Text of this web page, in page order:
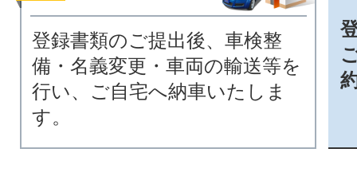
登録書類のご提出後、車検整
備・名義変更・車両の輸送等を
行い、ご自宅へ納車いたしま
す。